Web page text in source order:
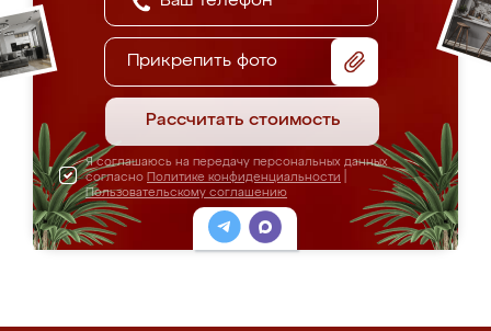
Прикрепить фото
Рассчитать стоимость
Я соглашаюсь на передачу персональных данных
согласно Политике конфиденциальности
Пользовательскому соглашению